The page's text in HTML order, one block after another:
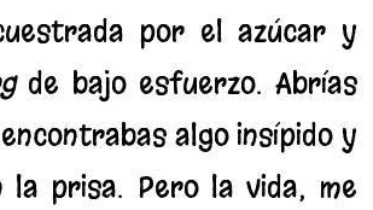
por el azúcar y
de bajo esfuerzo. Abrías
algo insípido y
la prisa. Pero la vida, me